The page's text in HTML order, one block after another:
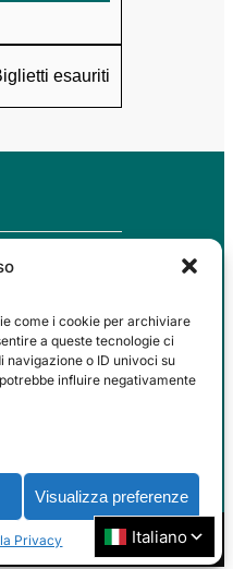
come i cookie per archiviare
a queste tecnologie ci
o ID univoci su
influire negativamente
Visualizza preferenze
Privacy
esauriti